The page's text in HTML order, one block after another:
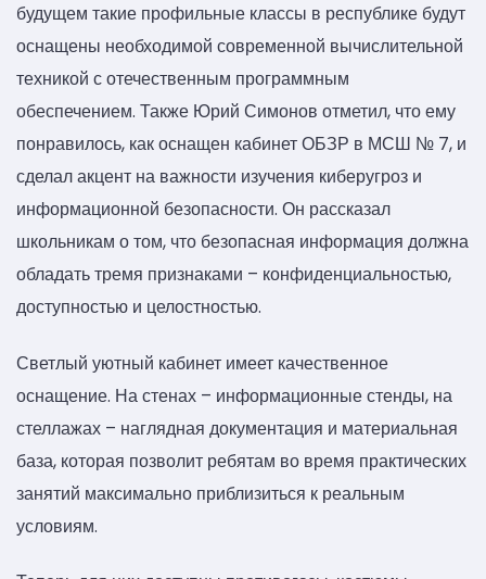
будущем такие профильные классы в республике будут
оснащены необходимой современной вычислительной
техникой с отечественным программным
обеспечением. Также Юрий Симонов отметил, что ему
понравилось, как оснащен кабинет ОБЗР в МСШ № 7, и
сделал акцент на важности изучения киберугроз и
информационной безопасности. Он рассказал
школьникам о том, что безопасная информация должна
обладать тремя признаками – конфиденциальностью,
доступностью и целостностью.
Светлый уютный кабинет имеет качественное
оснащение. На стенах – информационные стенды, на
стеллажах – наглядная документация и материальная
база, которая позволит ребятам во время практических
занятий максимально приблизиться к реальным
условиям.